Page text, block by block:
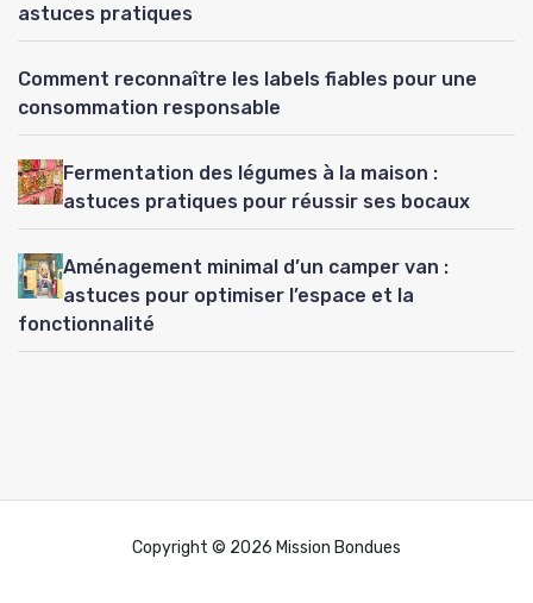
astuces pratiques
Comment reconnaître les labels fiables pour une
consommation responsable
Fermentation des légumes à la maison :
astuces pratiques pour réussir ses bocaux
Aménagement minimal d’un camper van :
astuces pour optimiser l’espace et la
fonctionnalité
Copyright © 2026 Mission Bondues